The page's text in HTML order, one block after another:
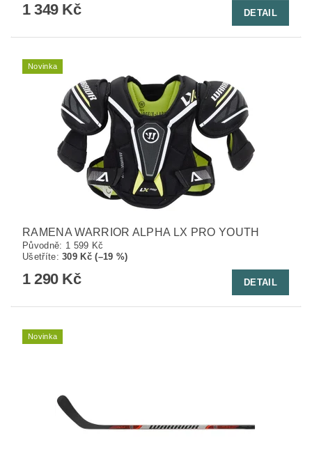
1 349 Kč DETAIL
Novinka
RAMENA WARRIOR ALPHA LX PRO YOUTH
Původně: 1 599 Kč
Ušetříte:309 Kč (–19 %)
1 290 Kč DETAIL
Novinka